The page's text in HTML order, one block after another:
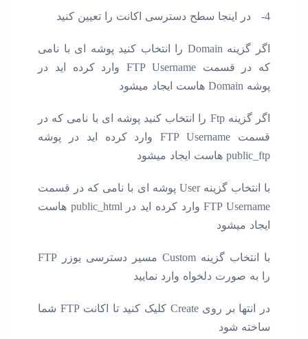
4- در اینجا سطح دسترسی اکانت را تعیین کنید
اگر گزینه Domain را انتخاب کنید پوشه ای با نامی
که در قسمت FTP Username وارد کرده اید در
پوشه Domain هاست ایجاد میشود
اگر گزینه Ftp را انتخاب کنید پوشه ای با نامی که در
قسمت FTP Username وارد کرده اید در پوشه
public_ftp هاست ایجاد میشود
با انتخاب گزینه User پوشه ای با نامی که در قسمت
FTP Username وارد کرده اید در public_html هاست
ایجاد میشود
با انتخاب گزینه Custom مسیر دسترسی یوزر FTP
را به صورت دلخواه وارد نمایید
در انتها بر روی Create کلیک کنید تا اکانت FTP شما
ساخته شود